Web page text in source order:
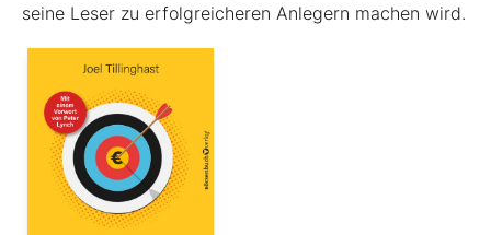
seine Leser zu erfolgreicheren Anlegern machen wird.